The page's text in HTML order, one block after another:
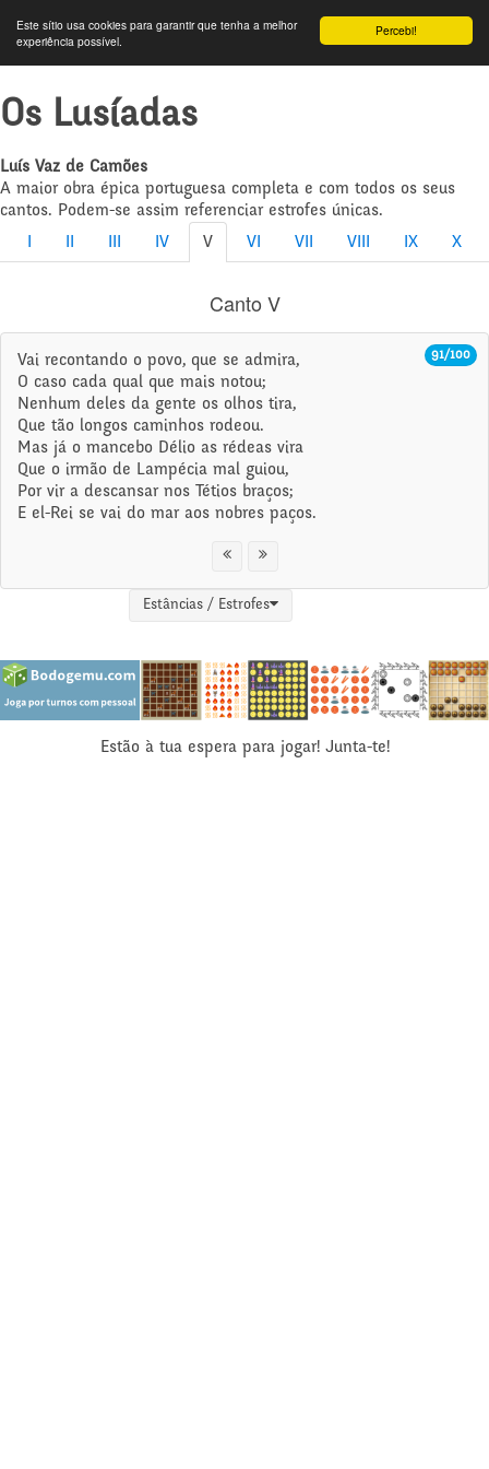
Percebi!
Este sítio usa cookies para garantir que tenha a melhor
experiência possível.
Os Lusíadas
Luís Vaz de Camões
A maior obra épica portuguesa completa e com todos os seus
cantos. Podem-se assim referenciar estrofes únicas.
IV V VI VII VIII IX X
Canto V
91/100
Vai recontando o povo, que se admira,
O caso cada qual que mais notou;
Nenhum deles da gente os olhos tira,
Que tão longos caminhos rodeou.
Mas já o mancebo Délio as rédeas vira
Que o irmão de Lampécia mal guiou,
Por vir a descansar nos Tétios braços;
E el-Rei se vai do mar aos nobres paços.
Estâncias / Estrofes
Estão à tua espera para jogar! Junta-te!